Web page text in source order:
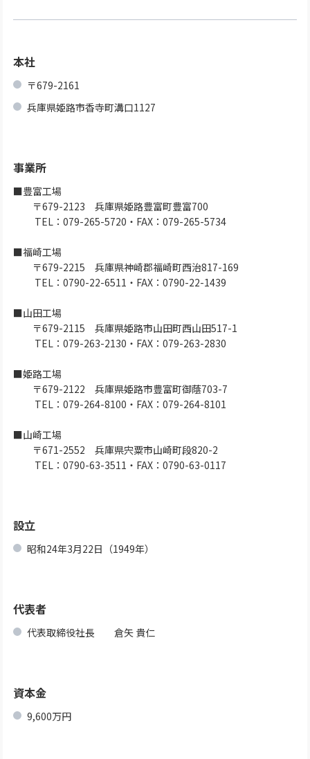
本社
〒679-2161
兵庫県姫路市香寺町溝口1127
事業所
■豊富工場
〒679-2123 兵庫県姫路豊富町豊富700
TEL：079-265-5720・FAX：079-265-5734
■福崎工場
〒679-2215 兵庫県神崎郡福崎町西治817-169
TEL：0790-22-6511・FAX：0790-22-1439
■山田工場
〒679-2115 兵庫県姫路市山田町西山田517-1
TEL：079-263-2130・FAX：079-263-2830
■姫路工場
〒679-2122 兵庫県姫路市豊富町御蔭703-7
TEL：079-264-8100・FAX：079-264-8101
■山崎工場
〒671-2552 兵庫県宍粟市山崎町段820-2
TEL：0790-63-3511・FAX：0790-63-0117
設立
昭和24年3月22日（1949年）
代表者
代表取締役社長 倉矢 貴仁
資本金
9,600万円